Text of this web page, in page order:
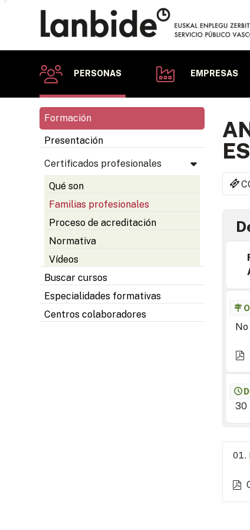
PERSONAS EMPRESAS
Formación
Presentación
Certificados profesionales
Qué son
Familias profesionales
Proceso de acreditación
Normativa
Vídeos
Buscar cursos
Especialidades formativas
Centros colaboradores
30